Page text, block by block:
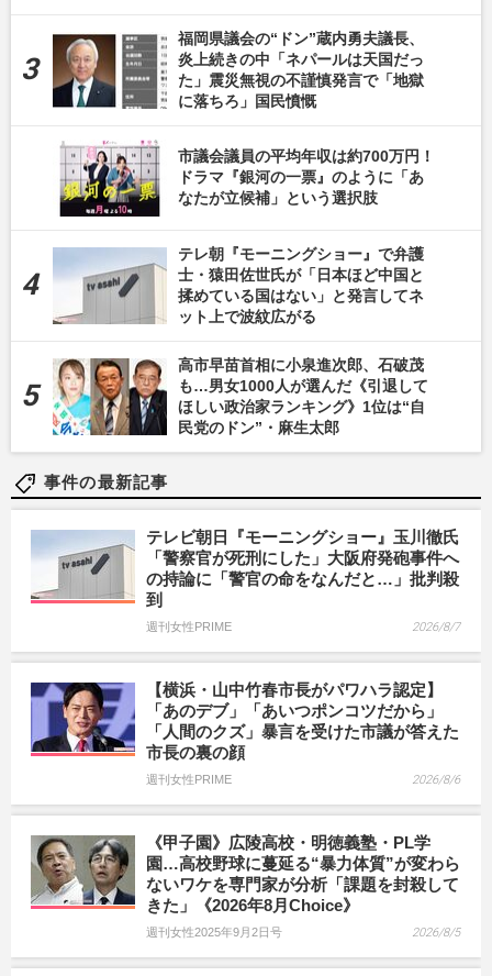
福岡県議会の“ドン”蔵内勇夫議長、
炎上続きの中「ネパールは天国だっ
た」震災無視の不謹慎発言で「地獄
に落ちろ」国民憤慨
市議会議員の平均年収は約700万円！
ドラマ『銀河の一票』のように「あ
なたが立候補」という選択肢
テレ朝『モーニングショー』で弁護
士・猿田佐世氏が「日本ほど中国と
揉めている国はない」と発言してネ
ット上で波紋広がる
高市早苗首相に小泉進次郎、石破茂
も…男女1000人が選んだ《引退して
ほしい政治家ランキング》1位は“自
民党のドン”・麻生太郎
事件の最新記事
テレビ朝日『モーニングショー』玉川徹氏
「警察官が死刑にした」大阪府発砲事件へ
の持論に「警官の命をなんだと…」批判殺
到
週刊女性PRIME 2026/8/7
【横浜・山中竹春市長がパワハラ認定】
「あのデブ」「あいつポンコツだから」
「人間のクズ」暴言を受けた市議が答えた
市長の裏の顔
週刊女性PRIME 2026/8/6
《甲子園》広陵高校・明徳義塾・PL学
園…高校野球に蔓延る“暴力体質”が変わら
ないワケを専門家が分析「課題を封殺して
きた」《2026年8月Choice》
週刊女性2025年9月2日号 2026/8/5